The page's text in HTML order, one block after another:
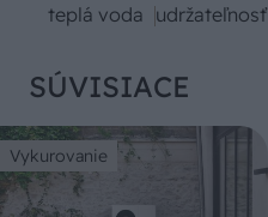
teplá voda udržateľnosť
SÚVISIACE
Vykurovanie